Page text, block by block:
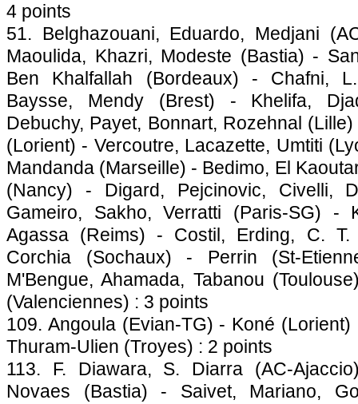
4 points
51. Belghazouani, Eduardo, Medjani
Maoulida, Khazri, Modeste (Bastia) -
Ben Khalfallah (Bordeaux) - Chafni,
Baysse, Mendy (Brest) - Khelifa,
Debuchy, Payet, Bonnart, Rozehnal (Lille)
(Lorient) - Vercoutre, Lacazette, Umtiti (
Mandanda (Marseille) - Bedimo, El
(Nancy) - Digard, Pejcinovic, Civelli,
Gameiro, Sakho, Verratti (Paris-SG) -
Agassa (Reims) - Costil, Erding, C.
Corchia (Sochaux) - Perrin (St-
M'Bengue, Ahamada, Tabanou (Toulouse
(Valenciennes) : 3 points
109. Angoula (Evian-TG) - Koné
Thuram-Ulien (Troyes) : 2 points
113. F. Diawara, S. Diarra (AC-Ajaccio
Novaes (Bastia) - Saivet, Mariano,